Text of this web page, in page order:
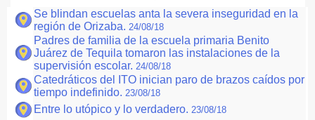
Se blindan escuelas anta la severa inseguridad en la
región de Orizaba. 24/08/18
Padres de familia de la escuela primaria Benito
Juárez de Tequila tomaron las instalaciones de la
supervisión escolar. 24/08/18
Catedráticos del ITO inician paro de brazos caídos por
tiempo indefinido. 23/08/18
Entre lo utópico y lo verdadero. 23/08/18